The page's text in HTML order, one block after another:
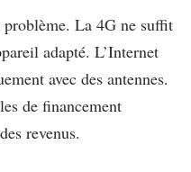
La 4G ne suffit
adapté. L’Internet
avec des antennes.
de financement
revenus.